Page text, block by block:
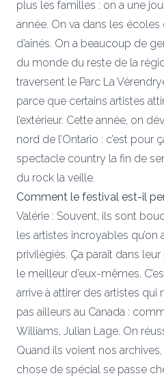
plus les familles : on a une
année. On va dans les
d’aînés. On a beaucoup de
du monde du reste de la
traversent le Parc La
parce que certains artistes
l’extérieur. Cette année, on
nord de l’Ontario : c’est pour
spectacle country la fin de
du rock la veille.
Comment le festival est-il
Valérie : Souvent, ils sont
les artistes incroyables qu’on
privilégiés. Ça paraît dans
le meilleur d’eux-mêmes.
arrive à attirer des artistes
pas ailleurs au Canada :
Williams, Julian Lage. On
Quand ils voient nos
chose de spécial se passe